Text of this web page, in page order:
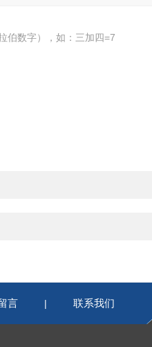
伯数字），如：三加四=7
言 | 联系我们